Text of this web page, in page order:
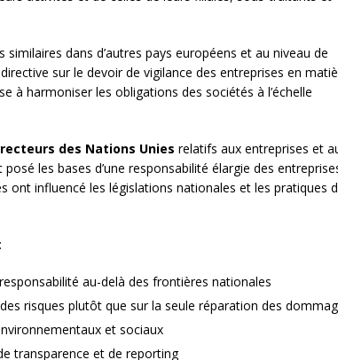
dans d’autres pays européens et au niveau de
sur le devoir de vigilance des entreprises en
à harmoniser les obligations des sociétés à l’échelle
des Nations Unies relatifs aux entreprises et
les bases d’une responsabilité élargie des
ont influencé les législations nationales et les pratiques
au-delà des frontières nationales
risques plutôt que sur la seule réparation des
et sociaux
transparence et de reporting